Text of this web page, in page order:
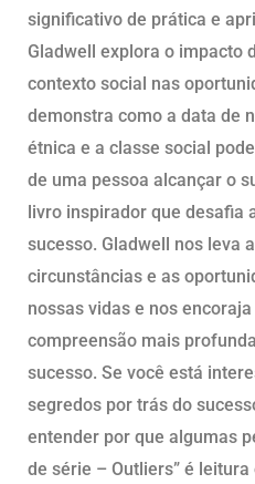
significativo de prática e
Gladwell explora o impacto
contexto social nas
demonstra como a data de
étnica e a classe social
de uma pessoa alcançar o
livro inspirador que desafia
sucesso. Gladwell nos leva
circunstâncias e as
nossas vidas e nos
compreensão mais
sucesso. Se você está
segredos por trás do
entender por que algumas
de série – Outliers” é